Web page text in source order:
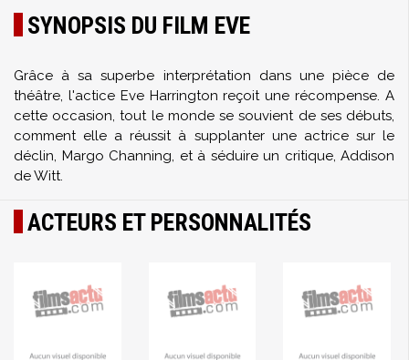
SYNOPSIS DU FILM EVE
Grâce à sa superbe interprétation dans une pièce de
théâtre, l'actice Eve Harrington reçoit une récompense. A
cette occasion, tout le monde se souvient de ses débuts,
comment elle a réussit à supplanter une actrice sur le
déclin, Margo Channing, et à séduire un critique, Addison
de Witt.
ACTEURS ET PERSONNALITÉS